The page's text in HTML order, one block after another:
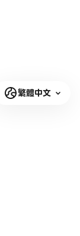
繁體中文